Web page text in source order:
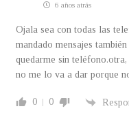
6 años atrás
Ojala sea con todas las
mandado mensajes
quedarme sin
no me lo va a dar porque
0 0